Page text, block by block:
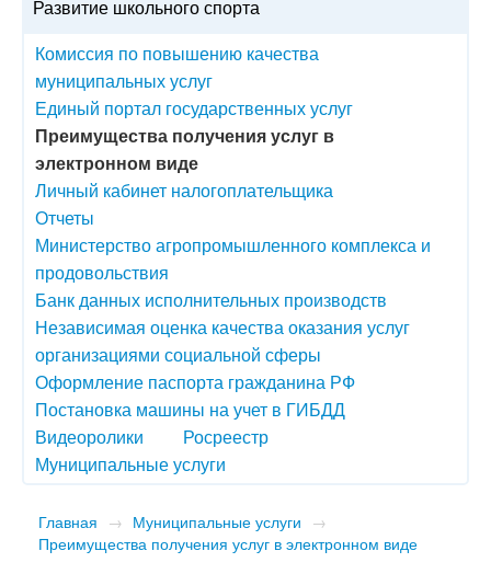
Развитие школьного спорта
Комиссия по повышению качества
муниципальных услуг
Единый портал государственных услуг
Преимущества получения услуг в
электронном виде
Личный кабинет налогоплательщика
Отчеты
Министерство агропромышленного комплекса и
продовольствия
Банк данных исполнительных производств
Независимая оценка качества оказания услуг
организациями социальной сферы
Оформление паспорта гражданина РФ
Постановка машины на учет в ГИБДД
Видеоролики
Росреестр
Муниципальные услуги
Главная → Муниципальные услуги →
Преимущества получения услуг в электронном виде